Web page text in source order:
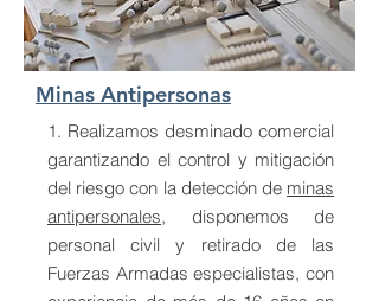
Minas Antipersonas
1. Realizamos desminado comercial
garantizando el control y mitigación
del riesgo con la detección de minas
antipersonales, disponemos de
personal civil y retirado de las
Fuerzas Armadas especialistas, con